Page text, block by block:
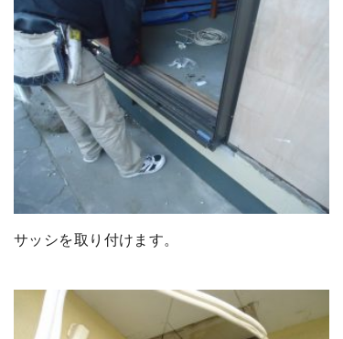
サッシを取り付けます。